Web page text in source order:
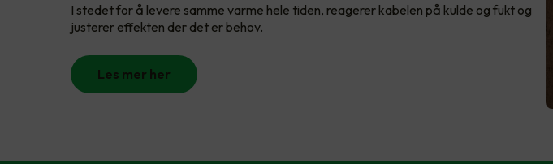
I stedet for å levere samme varme hele tiden, reagerer kabelen på kulde og fukt og
justerer effekten der det er behov.
Les mer her